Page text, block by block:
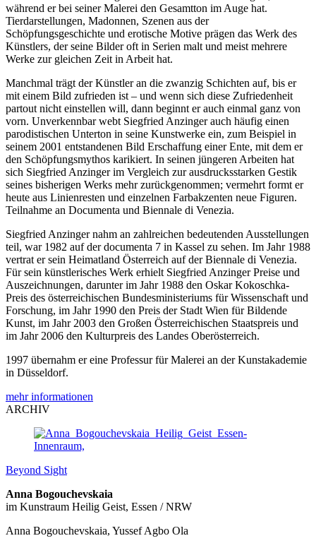
während er bei seiner Malerei den Gesamtton im Auge hat.
Tierdarstellungen, Madonnen, Szenen aus der
Schöpfungsgeschichte und erotische Motive prägen das Werk des
Künstlers, der seine Bilder oft in Serien malt und meist mehrere
Werke zur gleichen Zeit in Arbeit hat.
Manchmal trägt der Künstler an die zwanzig Schichten auf, bis er
mit einem Bild zufrieden ist – und wenn sich diese Zufriedenheit
partout nicht einstellen will, dann beginnt er auch einmal ganz von
vorn. Unverkennbar webt Siegfried Anzinger auch häufig einen
parodistischen Unterton in seine Kunstwerke ein, zum Beispiel in
seinem 2001 entstandenen Bild Erschaffung einer Ente, mit dem er
den Schöpfungsmythos karikiert. In seinen jüngeren Arbeiten hat
sich Siegfried Anzinger im Vergleich zur ausdrucksstarken Gestik
seines bisherigen Werks mehr zurückgenommen; vermehrt formt er
heute aus Linienresten und einzelnen Farbakzenten neue Figuren.
Teilnahme an Documenta und Biennale di Venezia.
Siegfried Anzinger nahm an zahlreichen bedeutenden Ausstellungen
teil, war 1982 auf der documenta 7 in Kassel zu sehen. Im Jahr 1988
vertrat er sein Heimatland Österreich auf der Biennale di Venezia.
Für sein künstlerisches Werk erhielt Siegfried Anzinger Preise und
Auszeichnungen, darunter im Jahr 1988 den Oskar Kokoschka-
Preis des österreichischen Bundesministeriums für Wissenschaft und
Forschung, im Jahr 1990 den Preis der Stadt Wien für Bildende
Kunst, im Jahr 2003 den Großen Österreichischen Staatspreis und
im Jahr 2006 den Kulturpreis des Landes Oberösterreich.
1997 übernahm er eine Professur für Malerei an der Kunstakademie
in Düsseldorf.
mehr informationen
ARCHIV
Beyond Sight
Anna Bogouchevskaia
im Kunstraum Heilig Geist, Essen / NRW
Anna Bogouchevskaia, Yussef Agbo Ola